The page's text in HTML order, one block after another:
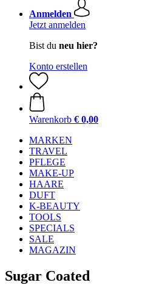
Anmelden
Jetzt anmelden
Bist du neu hier?
Konto erstellen
Warenkorb € 0,00
MARKEN
TRAVEL
PFLEGE
MAKE-UP
HAARE
DUFT
K-BEAUTY
TOOLS
SPECIALS
SALE
MAGAZIN
Sugar Coated